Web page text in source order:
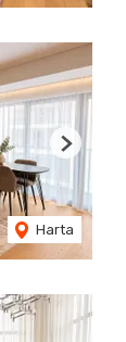
Harta
Next